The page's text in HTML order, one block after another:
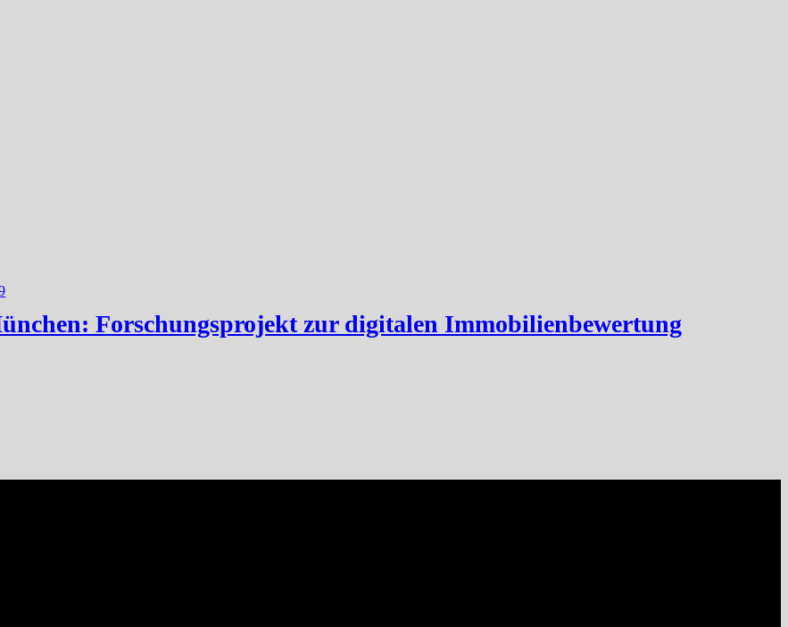
Forschungsprojekt zur digitalen Immobilienbewertung